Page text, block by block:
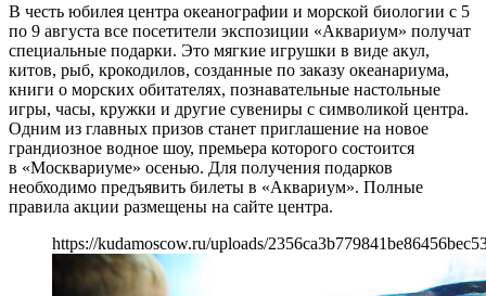
В честь юбилея центра океанографии и морской биологии с 5
по 9 августа все посетители экспозиции «Аквариум» получат
специальные подарки. Это мягкие игрушки в виде акул,
китов, рыб, крокодилов, созданные по заказу океанариума,
книги о морских обитателях, познавательные настольные
игры, часы, кружки и другие сувениры с символикой центра.
Одним из главных призов станет приглашение на новое
грандиозное водное шоу, премьера которого состоится
в «Москвариуме» осенью. Для получения подарков
необходимо предъявить билеты в «Аквариум». Полные
правила акции размещены на сайте центра.
https://kudamoscow.ru/uploads/